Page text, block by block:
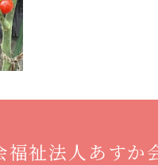
福祉法人あすか